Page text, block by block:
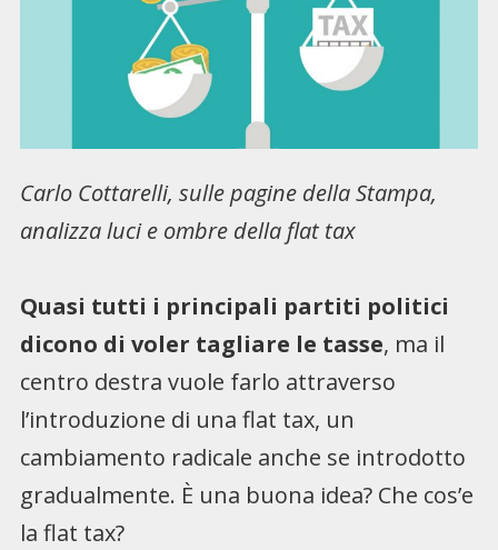
Carlo Cottarelli, sulle pagine della Stampa,
analizza luci e ombre della flat tax
Quasi tutti i principali partiti politici
dicono di voler tagliare le tasse, ma il
centro destra vuole farlo attraverso
l’introduzione di una flat tax, un
cambiamento radicale anche se introdotto
gradualmente. È una buona idea? Che cos’e
la flat tax?